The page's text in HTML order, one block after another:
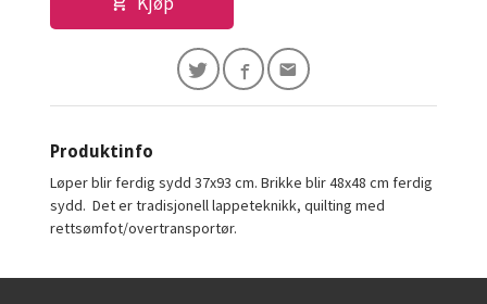
Produktinfo
Løper blir ferdig sydd 37x93 cm. Brikke blir 48x48 cm ferdig
sydd. Det er tradisjonell lappeteknikk, quilting med
rettsømfot/overtransportør.